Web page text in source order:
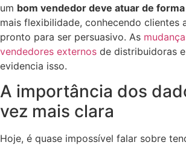
um bom vendedor deve atuar de
mais flexibilidade, conhecendo clientes
pronto para ser persuasivo. As
vendedores externos de distribuidoras
evidencia isso.
A importância dos
vez mais clara
Hoje, é quase impossível falar sobre